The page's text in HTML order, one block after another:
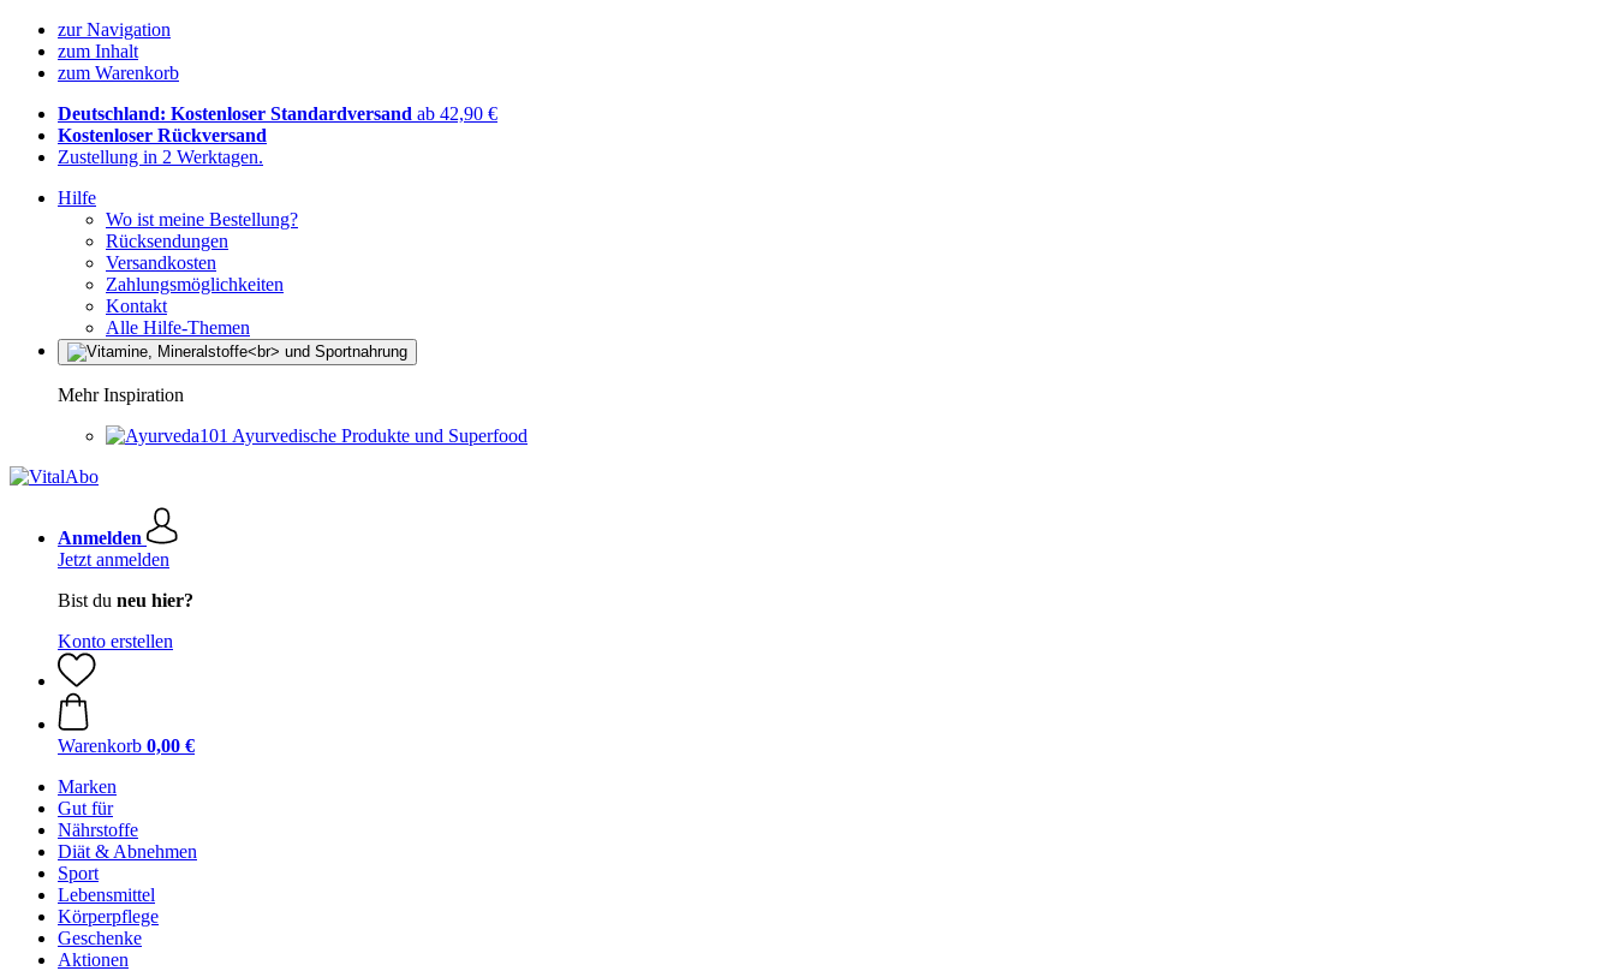
zur Navigation
zum Inhalt
zum Warenkorb
Deutschland: Kostenloser Standardversand ab 42,90 €
Kostenloser Rückversand
Zustellung in 2 Werktagen.
Hilfe
Wo ist meine Bestellung?
Rücksendungen
Versandkosten
Zahlungsmöglichkeiten
Kontakt
Alle Hilfe-Themen
Mehr Inspiration
Ayurvedische Produkte und Superfood
Anmelden
Jetzt anmelden
Bist du neu hier?
Konto erstellen
Warenkorb 0,00 €
Marken
Gut für
Nährstoffe
Diät & Abnehmen
Sport
Lebensmittel
Körperpflege
Geschenke
Aktionen